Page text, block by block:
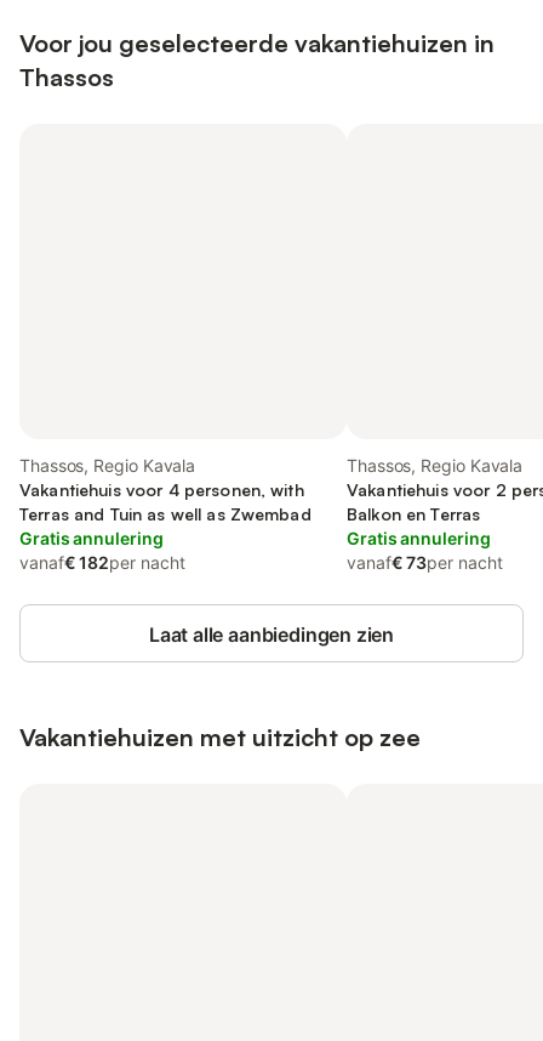
Voor jou geselecteerde vakantiehuizen in
Thassos
Thassos, Regio Kavala
Vakantiehuis voor 4 personen, with
Terras and Tuin as well as Zwembad
Gratis annulering
vanaf€ 182per nacht
Thassos, Regio Kavala
Vakantiehuis voor 2
Balkon en Terras
Gratis annulering
vanaf€ 73per nacht
Laat alle aanbiedingen zien
Vakantiehuizen met uitzicht op zee